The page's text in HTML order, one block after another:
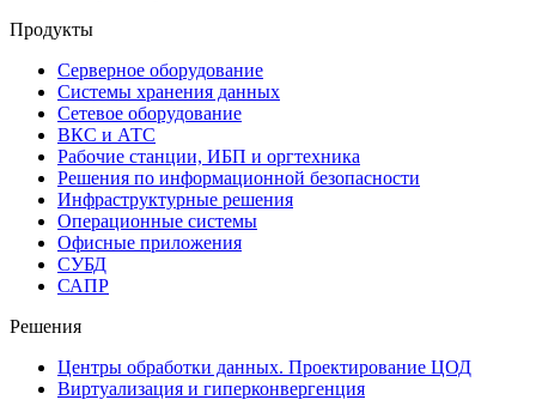
Продукты
Серверное оборудование
Системы хранения данных
Сетевое оборудование
ВКС и АТС
Рабочие станции, ИБП и оргтехника
Решения по информационной безопасности
Инфраструктурные решения
Операционные системы
Офисные приложения
СУБД
САПР
Решения
Центры обработки данных. Проектирование ЦОД
Виртуализация и гиперконвергенция